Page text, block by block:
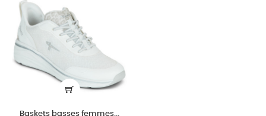
Baskets basses femmes...